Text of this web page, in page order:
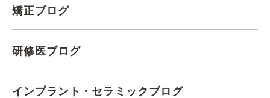
矯正ブログ
研修医ブログ
インプラント・セラミックブログ